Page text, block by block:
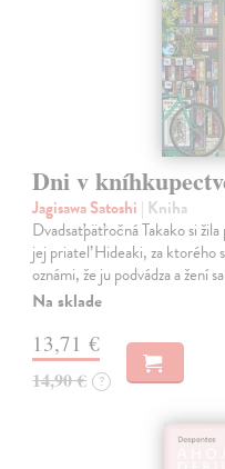
Dni v
Jagisawa Satoshi | Kniha
Dvadsaťpäťročná Takako si
jej priateľ Hideaki, za ktorého
oznámi, že ju podvádza a žení
Na sklade
13,71 €
14,90 € ?